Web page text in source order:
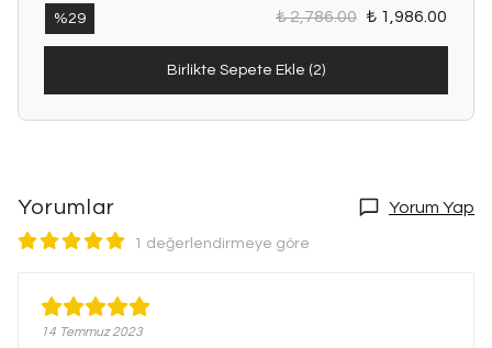
%29 ₺ 2,786.00 ₺ 1,986.00
Birlikte Sepete Ekle (2)
Yorumlar Yorum Yap
1 değerlendirmeye göre
14 Temmuz 2023